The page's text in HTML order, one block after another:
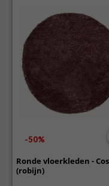
-50%
Ronde vloerkleden -
(robijn)